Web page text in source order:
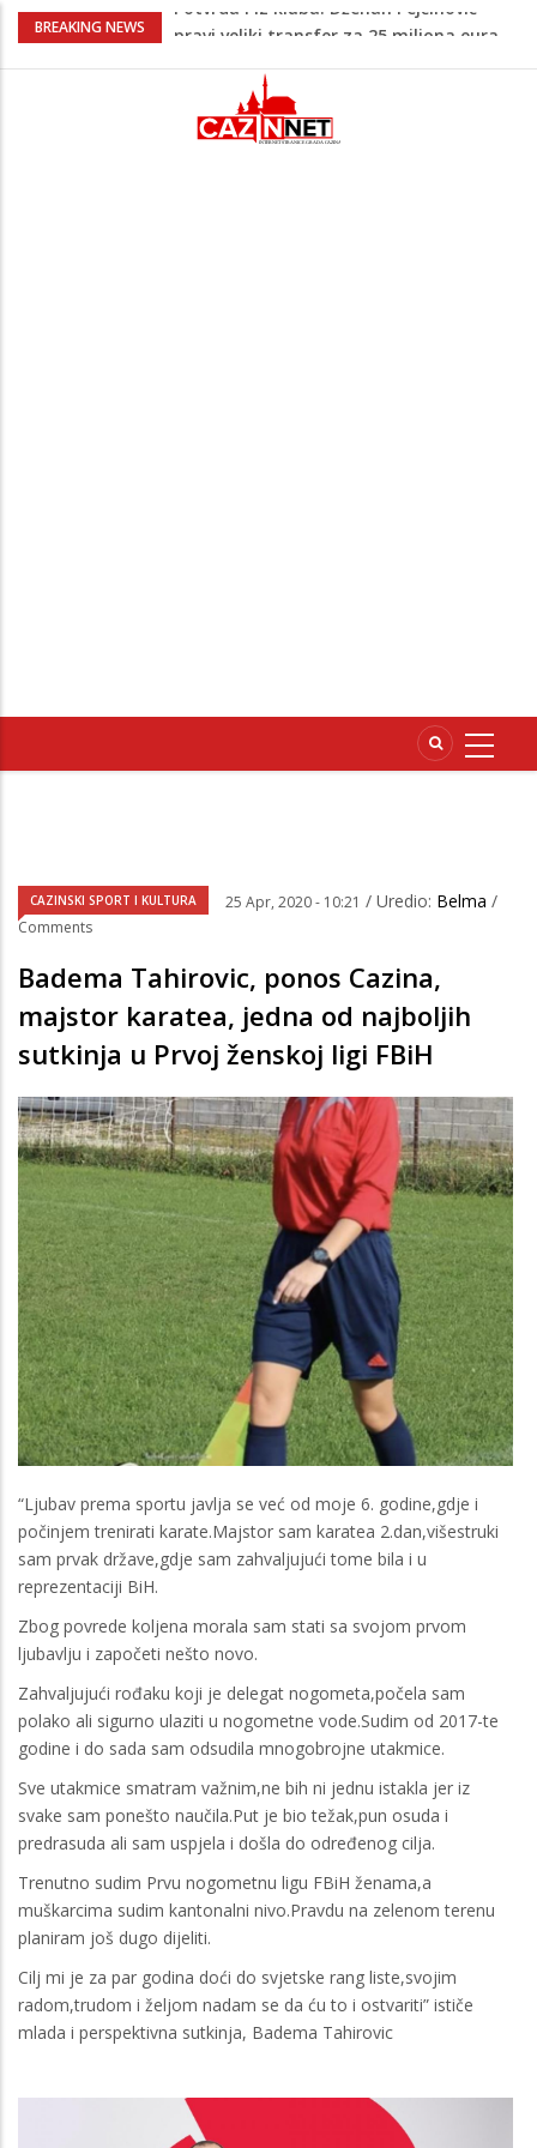
BREAKING NEWS
Psihijatrica: Ovo je greška koju većina
tinejdžerima
Ankara ograničava prolaz brodova kroz
Crno more zbog sve većih sigurnosnih
CAZINSKI SPORT I KULTURA 25 Apr, 2020 - 10:21 / Uredio: Belma /
Comments
Badema Tahirovic, ponos Cazina,
majstor karatea, jedna od najboljih
sutkinja u Prvoj ženskoj ligi FBiH
“Ljubav prema sportu javlja se već od moje 6. godine,gdje i
počinjem trenirati karate.Majstor sam karatea 2.dan,višestruki
sam prvak države,gdje sam zahvaljujući tome bila i u
reprezentaciji BiH.
Zbog povrede koljena morala sam stati sa svojom prvom
ljubavlju i započeti nešto novo.
Zahvaljujući rođaku koji je delegat nogometa,počela sam
polako ali sigurno ulaziti u nogometne vode.Sudim od 2017-te
godine i do sada sam odsudila mnogobrojne utakmice.
Sve utakmice smatram važnim,ne bih ni jednu istakla jer iz
svake sam ponešto naučila.Put je bio težak,pun osuda i
predrasuda ali sam uspjela i došla do određenog cilja.
Trenutno sudim Prvu nogometnu ligu FBiH ženama,a
muškarcima sudim kantonalni nivo.Pravdu na zelenom terenu
planiram još dugo dijeliti.
Cilj mi je za par godina doći do svjetske rang liste,svojim
radom,trudom i željom nadam se da ću to i ostvariti” ističe
mlada i perspektivna sutkinja, Badema Tahirovic